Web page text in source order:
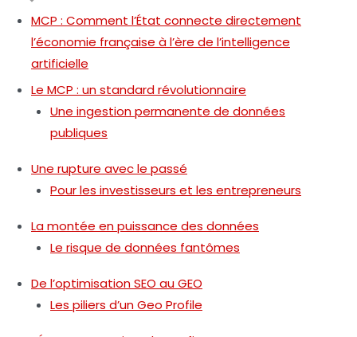
MCP : Comment l’État connecte directement
l’économie française à l’ère de l’intelligence
artificielle
Le MCP : un standard révolutionnaire
Une ingestion permanente de données
publiques
Une rupture avec le passé
Pour les investisseurs et les entrepreneurs
La montée en puissance des données
Le risque de données fantômes
De l’optimisation SEO au GEO
Les piliers d’un Geo Profile